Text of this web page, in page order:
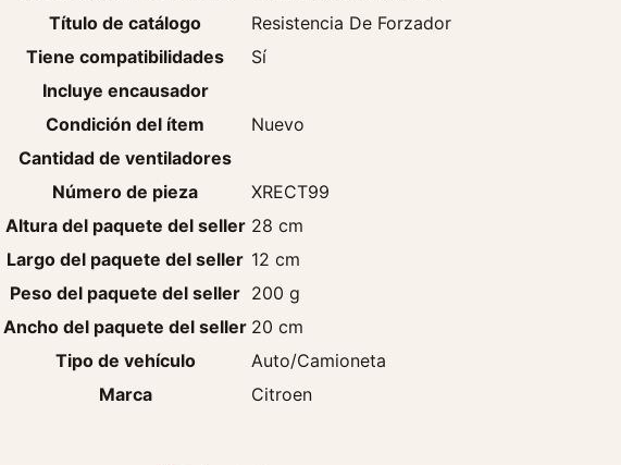
Título de catálogo
Resistencia De Forzador
Tiene compatibilidades
Sí
Incluye encausador
Condición del ítem
Nuevo
Cantidad de ventiladores
Número de pieza
XRECT99
Altura del paquete del seller 28 cm
Largo del paquete del seller 12 cm
Peso del paquete del seller 200 g
Ancho del paquete del seller 20 cm
Tipo de vehículo
Auto/Camioneta
Marca
Citroen